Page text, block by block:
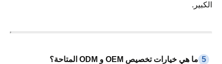
الكبير.
5 ما هي خيارات تخصيص OEM و ODM المتاحة؟